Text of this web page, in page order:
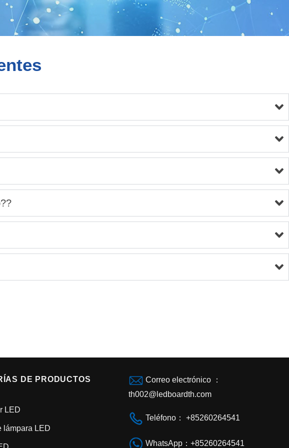
DE PRODUCTOS
LED
lámpara LED
Correo electrónico ：
th002@ledboardth.com
Teléfono： +85260264541
WhatsApp：+85260264541